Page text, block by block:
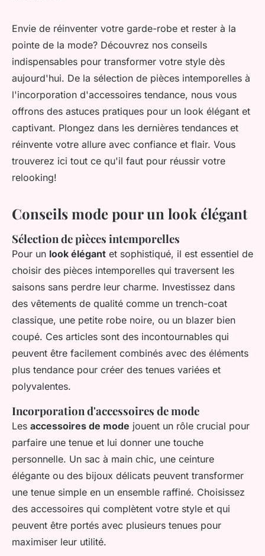
Conseils mode et tendances:
transformez votre style dès
aujourd'hui
Iris•13 septembre 2024•4 min de lecture
Envie de réinventer votre garde-robe et rester à la
pointe de la mode? Découvrez nos conseils
indispensables pour transformer votre style dès
aujourd'hui. De la sélection de pièces intemporelles à
l'incorporation d'accessoires tendance, nous vous
offrons des astuces pratiques pour un look élégant et
captivant. Plongez dans les dernières tendances et
réinvente votre allure avec confiance et flair. Vous
trouverez ici tout ce qu'il faut pour réussir votre
relooking!
Conseils mode pour un look élégant
Sélection de pièces intemporelles
Pour un look élégant et sophistiqué, il est essentiel de
choisir des pièces intemporelles qui traversent les
saisons sans perdre leur charme. Investissez dans
des vêtements de qualité comme un trench-coat
classique, une petite robe noire, ou un blazer bien
coupé. Ces articles sont des incontournables qui
peuvent être facilement combinés avec des éléments
plus tendance pour créer des tenues variées et
polyvalentes.
Incorporation d'accessoires de mode
Les accessoires de mode jouent un rôle crucial pour
parfaire une tenue et lui donner une touche
personnelle. Un sac à main chic, une ceinture
élégante ou des bijoux délicats peuvent transformer
une tenue simple en un ensemble raffiné. Choisissez
des accessoires qui complètent votre style et qui
peuvent être portés avec plusieurs tenues pour
maximiser leur utilité.